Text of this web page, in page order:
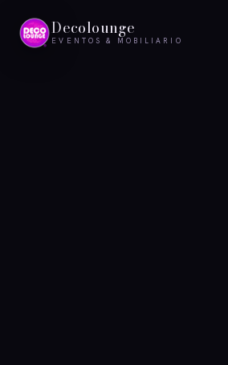
Decolounge
EVENTOS & MOBILIARIO